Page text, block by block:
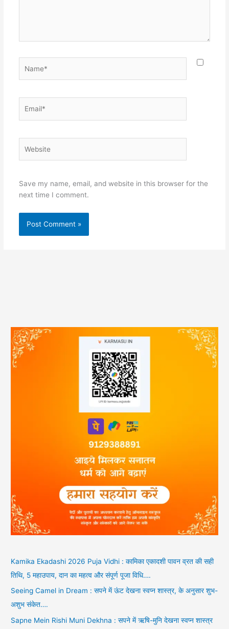
Save my name, email, and website in this browser for the
next time I comment.
Kamika Ekadashi 2026 Puja Vidhi : कामिका एकादशी पावन व्रत की सही
तिथि, 5 महाउपाय, दान का महत्व और संपूर्ण पूजा विधि….
Seeing Camel in Dream : सपने में ऊंट देखना स्वप्न शास्त्र, के अनुसार शुभ-
अशुभ संकेत….
Sapne Mein Rishi Muni Dekhna : सपने में ऋषि-मुनि देखना स्वप्न शास्त्र